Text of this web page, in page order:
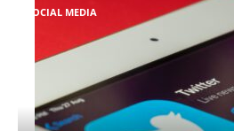
SOCIAL MEDIA